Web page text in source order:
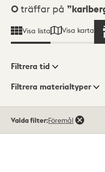
Sökresultat
0 träffar på
Visa lista Visa karta
Visningsläge
Filtrera tid
Filtrera materialtyper
träffar
Valda filter:Föremål